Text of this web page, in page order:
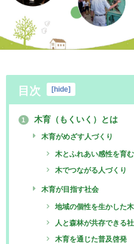
目次 hide
1 木育（もくいく）とは
木育がめざす人づくり
木とふれあい感性を育む
木でつながる人づくり
木育が目指す社会
地域の個性を生かした
人と森林が共存できる
木育を通じた普及啓発